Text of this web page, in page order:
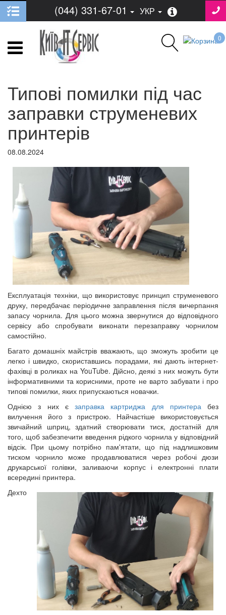
(044) 331-67-01 УКР
0
Типові помилки під час
заправки струменевих
принтерів
08.08.2024
Експлуатація техніки, що використовує принцип струменевого
друку, передбачає періодичне заправлення після вичерпання
запасу чорнила. Для цього можна звернутися до відповідного
сервісу або спробувати виконати перезаправку чорнилом
самостійно.
Багато домашніх майстрів вважають, що зможуть зробити це
легко і швидко, скориставшись порадами, які дають інтернет-
фахівці в роликах на YouTube. Дійсно, деякі з них можуть бути
інформативними та корисними, проте не варто забувати і про
типові помилки, яких припускаються новачки.
Однією з них є заправка картриджа для принтерабез
вилучення його з пристрою. Найчастіше використовується
звичайний шприц, здатний створювати тиск, достатній для
того, щоб забезпечити введення рідкого чорнила у відповідний
відсік. При цьому потрібно пам'ятати, що під надлишковим
тиском чорнило може продавлюватися через робочі дюзи
друкарської голівки, заливаючи корпус і електронні плати
всередині принтера.
Дехто